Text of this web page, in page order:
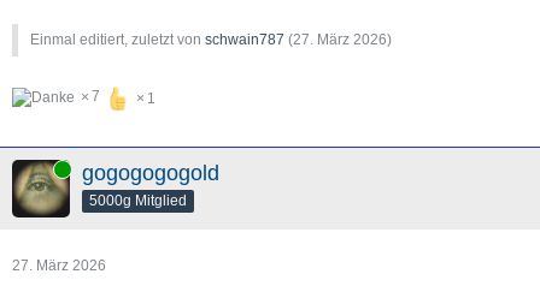
Einmal editiert, zuletzt von schwain787 (27. März 2026)
7 1
Online gogogogogold
5000g Mitglied
27. März 2026